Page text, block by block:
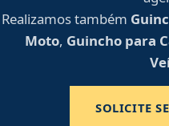
Realizamos também
Moto, Guincho para
SOLICITE